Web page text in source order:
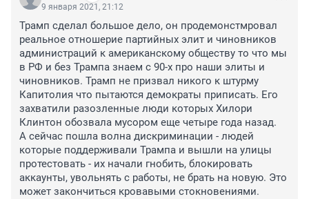
9 января 2021, 21:12
Трамп сделал большое дело, он продемонстмровал
реальное отношерие партийных элит и чиновников
администраций к американскому обществу то что мы
в РФ и без Трампа знаем с 90-х про наши элиты и
чиновников. Трамп не призвал никого к штурму
Капитолия что пытаются демократы приписать. Его
захватили разозленные люди которых Хилори
Клинтон обозвала мусором еще четыре года назад.
А сейчас пошла волна дискриминации - людей
которые поддерживали Трампа и вышли на улицы
протестовать - их начали гнобить, блокировать
аккаунты, увольнять с работы, не брать на новую. Это
может закончиться кровавыми стокновениями.